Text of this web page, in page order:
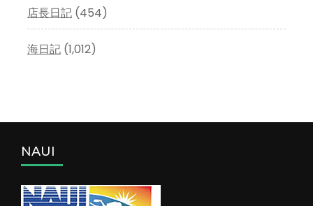
店長日記 (454)
海日記 (1,012)
NAUI